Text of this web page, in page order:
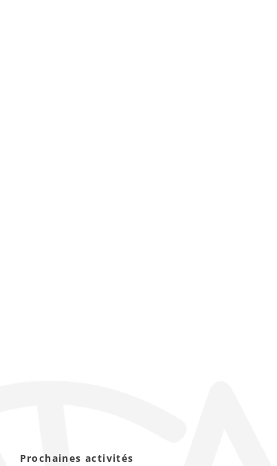
Prochaines activités